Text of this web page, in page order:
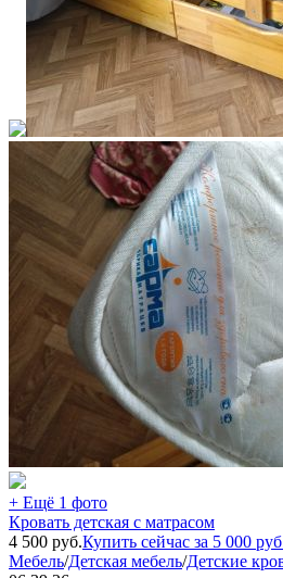
+ Ещё 1 фото
Кровать детская с матрасом
4 500 руб.Купить сейчас за 5 000
Мебель/Детская мебель/Детские